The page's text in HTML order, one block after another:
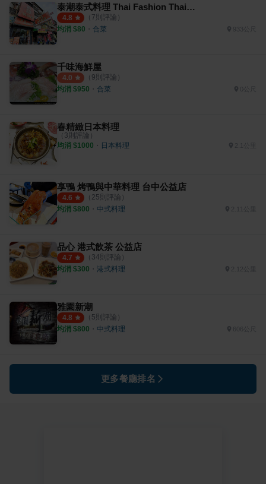
泰潮泰式料理 Thai Fashion Thai Restaurant
4.8 （ 7則評論）
均消 $80 ・ 合菜
千味海鮮屋
4.0 （ 9則評論）
均消 $950 ・ 合菜
春精緻日本料理
（ 3則評論）
均消 $1000 ・ 日本料理
享鴨 烤鴨與中華料理 台中公益店
4.6 （ 25則評論）
均消 $800 ・ 中式料理
品心 港式飲茶 公益店
4.7 （ 34則評論）
均消 $300 ・ 港式料理
雅園新潮
4.8 （ 5則評論）
均消 $800 ・ 中式料理
更多餐廳排名